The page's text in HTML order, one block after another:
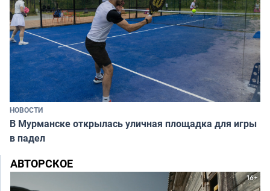
НОВОСТИ
В Мурманске открылась уличная площадка для игры
в падел
АВТОРСКОЕ